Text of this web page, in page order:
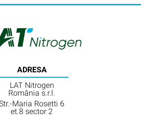
ADRESA
LAT Nitrogen
România s.r.l.
Maria Rosetti 6
et.8 sector 2